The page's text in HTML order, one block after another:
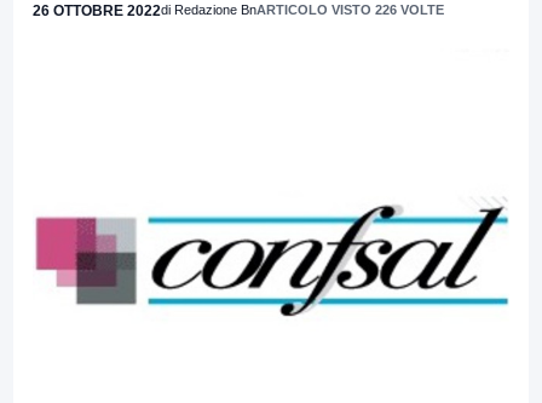
26 OTTOBRE 2022di Redazione BnARTICOLO VISTO 226 VOLTE